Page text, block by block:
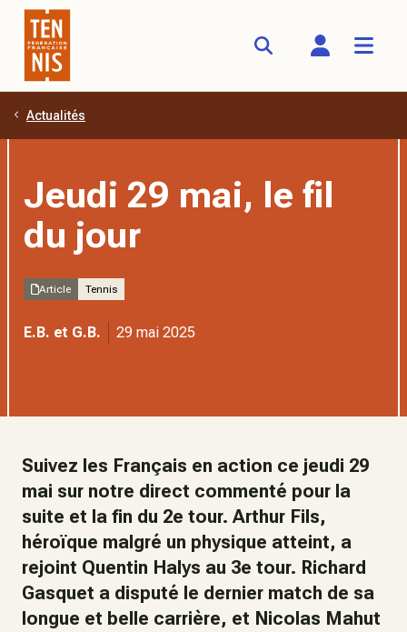
Aller au contenu principal
Actualités
Jeudi 29 mai, le fil
du jour
Article Tennis
E.B. et G.B. 29 mai 2025
Suivez les Français en action ce jeudi 29
mai sur notre direct commenté pour la
suite et la fin du 2e tour. Arthur Fils,
héroïque malgré un physique atteint, a
rejoint Quentin Halys au 3e tour. Richard
Gasquet a disputé le dernier match de sa
longue et belle carrière, et Nicolas Mahut